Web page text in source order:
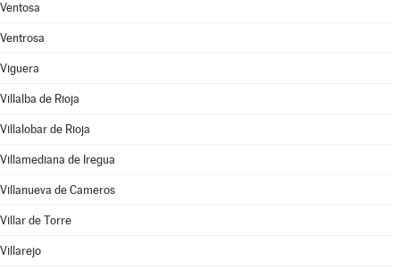
Ventosa
Ventrosa
Viguera
Villalba de Rioja
Villalobar de Rioja
Villamediana de Iregua
Villanueva de Cameros
Villar de Torre
Villarejo